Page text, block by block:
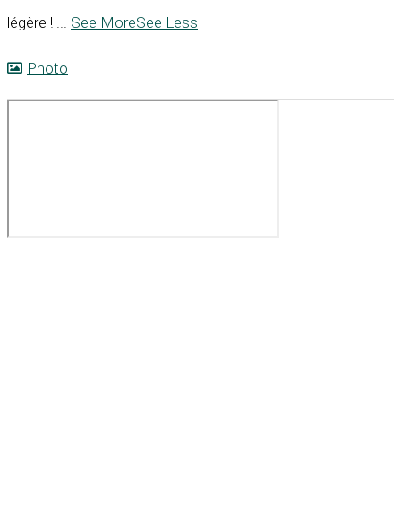
légère !
See MoreSee Less
Photo